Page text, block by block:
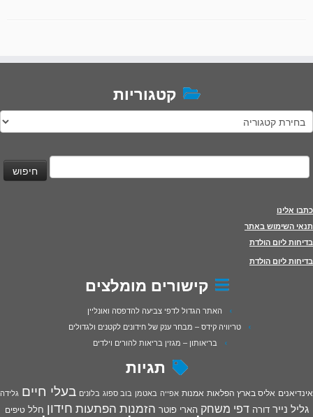
קטגוריות
קטגוריות
חיפוש:
כתבו אלינו
תנאי השימוש באתר
בדיחות ליום הולדת
בדיחות ליום הולדת
קישורים מומלצים
האתר הגדול לדפי צביעה להדפסה ואונליין
טריוויה קידס – מבחר ענק של חידונים לקטנים ולגדולים
בריאותון – מגזין בריאות להורים וילדים
תגיות
אינדיאנים אליס בארץ הפלאות אמנות אפייה באטמן בוב ספוג בלונים בעלי חיים גלידה
גליל נייר דורה דפי משחק הארי פוטר הזמנות הפתעות חידון חלל טיפים